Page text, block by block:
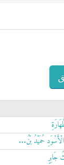
الْأَسْوَدِ حُمَيْدُ بْنُ...
جَابِرٍ